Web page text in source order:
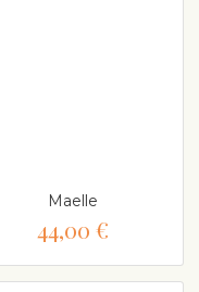
Maelle
44,00 €